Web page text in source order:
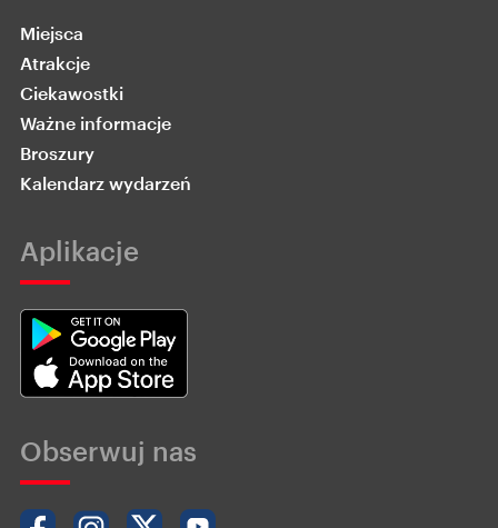
Miejsca
Atrakcje
Ciekawostki
Ważne informacje
Broszury
Kalendarz wydarzeń
Aplikacje
Obserwuj nas